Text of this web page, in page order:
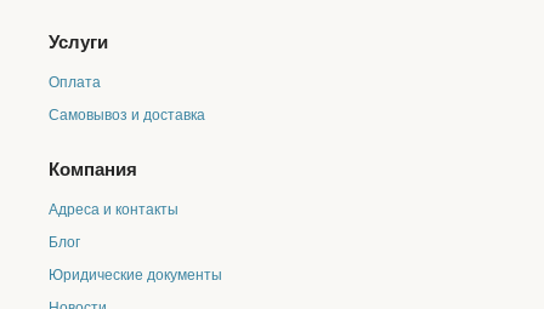
Услуги
Оплата
Самовывоз и доставка
Компания
Адреса и контакты
Блог
Юридические документы